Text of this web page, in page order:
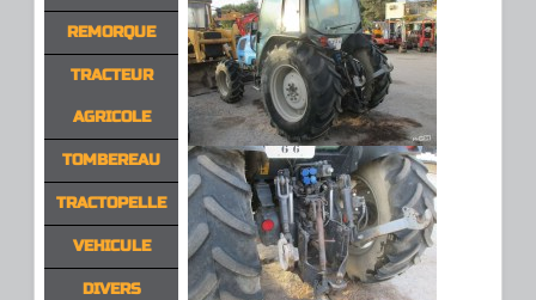
REMORQUE
TRACTEUR
AGRICOLE
TOMBEREAU
TRACTOPELLE
VEHICULE
DIVERS